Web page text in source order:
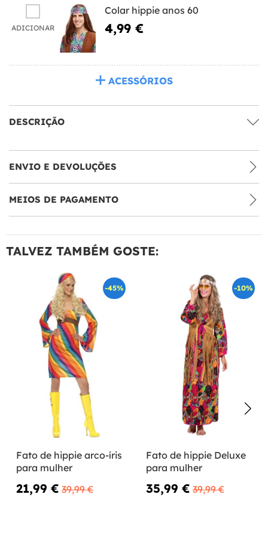
ADICIONAR
Colar hippie anos 60
4,99 €
ACESSÓRIOS
DESCRIÇÃO
ENVIO E DEVOLUÇÕES
MEIOS DE PAGAMENTO
TALVEZ TAMBÉM GOSTE:
-45%
Fato de hippie arco-íris
para mulher
21,99 € 39,99 €
-10%
Fato de hippie Deluxe
para mulher
35,99 € 39,99 €